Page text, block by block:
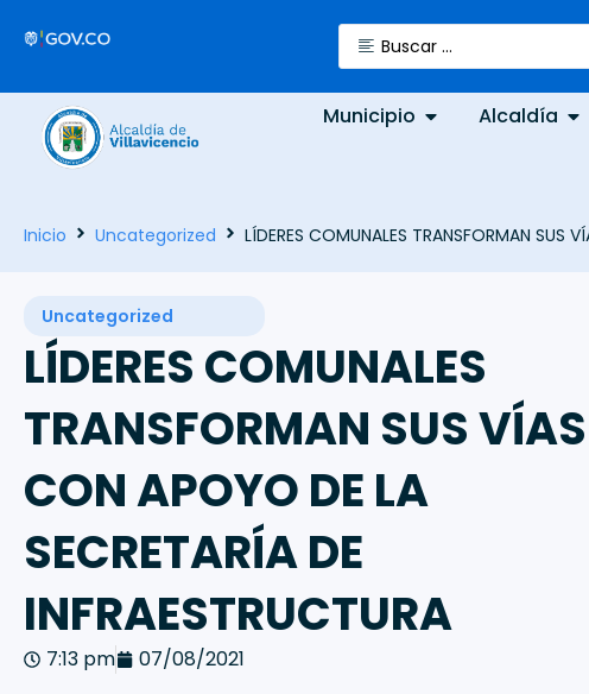
Municipio Alcaldía
Inicio Uncategorized LÍDERES COMUNALES TRANSFORMAN SUS
Uncategorized
LÍDERES COMUNALES
TRANSFORMAN SUS VÍAS
CON APOYO DE LA
SECRETARÍA DE
INFRAESTRUCTURA
7:13 pm 07/08/2021